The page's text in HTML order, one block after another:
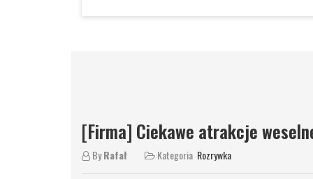
[Firma] Ciekawe atrakcje
ByRafał Kategoria Rozrywka